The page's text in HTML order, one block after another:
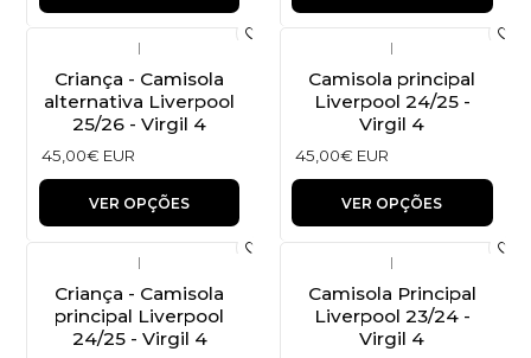
Criança - Camisola
alternativa Liverpool
25/26 - Virgil 4
45,00€ EUR
VER OPÇÕES
Camisola principal
Liverpool 24/25 -
Virgil 4
45,00€ EUR
VER OPÇÕES
|
Criança - Camisola
principal Liverpool
24/25 - Virgil 4
|
Camisola Principal
Liverpool 23/24 -
Virgil 4